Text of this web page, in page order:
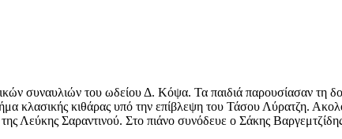
συναυλιών του ωδείου Δ. Κόψα. Τα παιδιά παρουσίασαν τη
κλασικής κιθάρας υπό την επίβλεψη του Τάσου Λύρατζη.
Λεύκης Σαραντινού. Στο πιάνο συνόδευε ο Σάκης